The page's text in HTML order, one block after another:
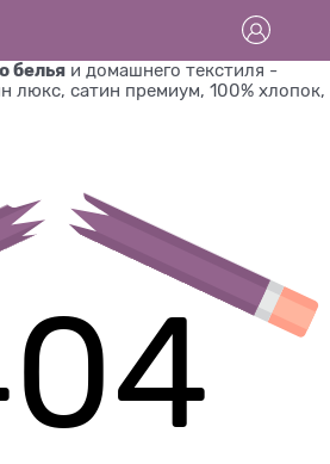
белья и домашнего текстиля -
люкс, сатин премиум, 100% хлопок,